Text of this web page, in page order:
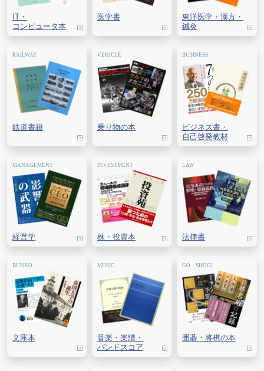
IT・
コンピュータ本
医学書 東洋医学・ 漢方・
鍼灸
鉄道書籍 乗り物の本
ビジネス書・
自己啓発教材
経営学 株・ 投資本 法律書
文庫本 音楽・ 楽譜・
バンドスコア
囲碁・ 将棋の本